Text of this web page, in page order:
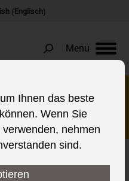
(Englisch)
Menu
Search:
in
(Oder)
Ihnen das beste
Wenn Sie
nehmen
sind.